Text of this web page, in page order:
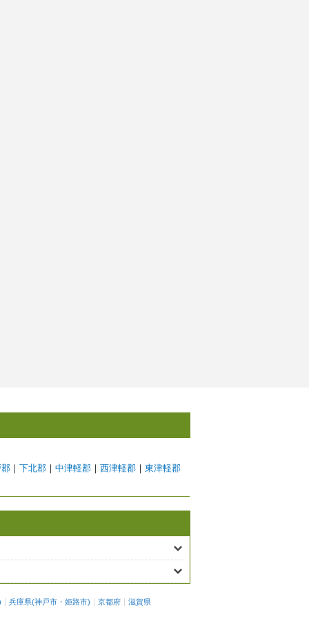
｜ 下北郡 ｜ 中津軽郡 ｜ 西津軽郡 ｜ 東津軽郡
兵庫県(神戸市 ・ 姫路市) 京都府
滋賀県